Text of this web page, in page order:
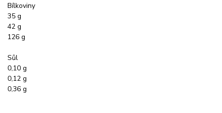
Bílkoviny
35 g
42 g
126 g
Sůl
0,10 g
0,12 g
0,36 g